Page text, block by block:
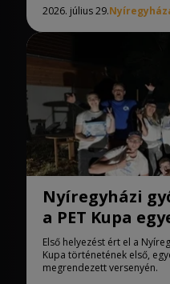
2026. július 29.
Nyíregyházi
a PET Kupa
Első helyezést ért el a
Kupa történetének első,
megrendezett versenyén.